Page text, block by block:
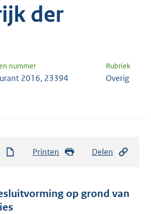
der
nummer Rubriek
2016, 23394 Overig
Printen Delen
op grond van